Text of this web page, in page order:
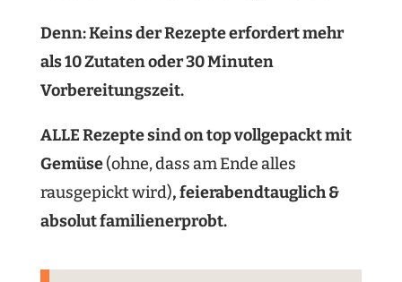
Denn: Keins der Rezepte erfordert mehr
als 10 Zutaten oder 30 Minuten
Vorbereitungszeit.
ALLE Rezepte sind on top vollgepackt mit
Gemüse(ohne, dass am Ende alles
rausgepickt wird), feierabendtauglich &
absolut familienerprobt.